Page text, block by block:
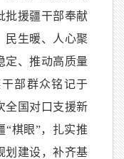
批援疆干部奉献
民生暖、人心聚
定、推动高质量
部群众铭记于
全国对口支援新
“棋眼”，扎实推
划建设，补齐基